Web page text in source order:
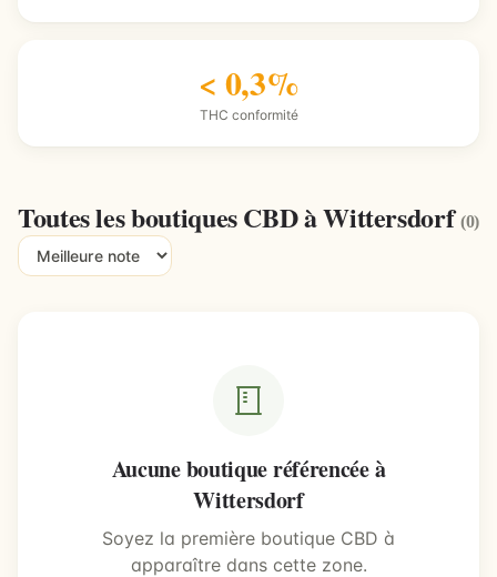
< 0,3%
THC conformité
Toutes les boutiques CBD à Wittersdorf(0)
Aucune boutique référencée à
Wittersdorf
Soyez la première boutique CBD à
apparaître dans cette zone.